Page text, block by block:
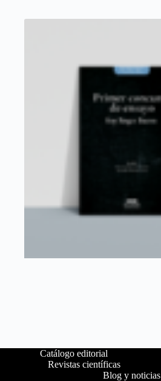
Catálogo editorial
Revistas científicas
Blog y noticias